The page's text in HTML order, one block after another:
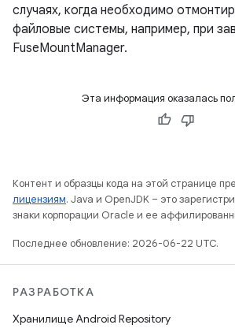
случаях, когда необходимо
файловые системы, например, при
FuseMountManager.
Эта информация оказалась
Контент и образцы кода на этой странице
лицензиям. Java и OpenJDK – это
знаки корпорации Oracle и ее
Последнее обновление: 2026-06-22 UTC.
РАЗРАБОТКА
Хранилище Android Repository